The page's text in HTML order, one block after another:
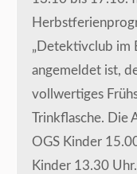
„Detektivclub im
angemeldet ist,
vollwertiges
Trinkflasche. Die
OGS Kinder
Kinder 13.30